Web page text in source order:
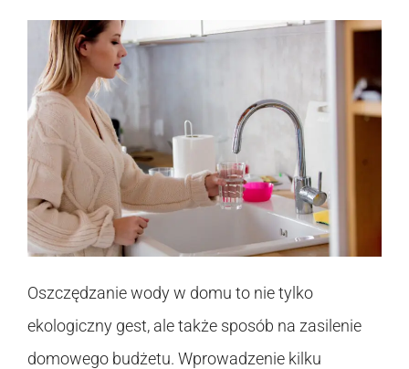
Oszczędzanie wody w domu to nie tylko
ekologiczny gest, ale także sposób na zasilenie
domowego budżetu. Wprowadzenie kilku